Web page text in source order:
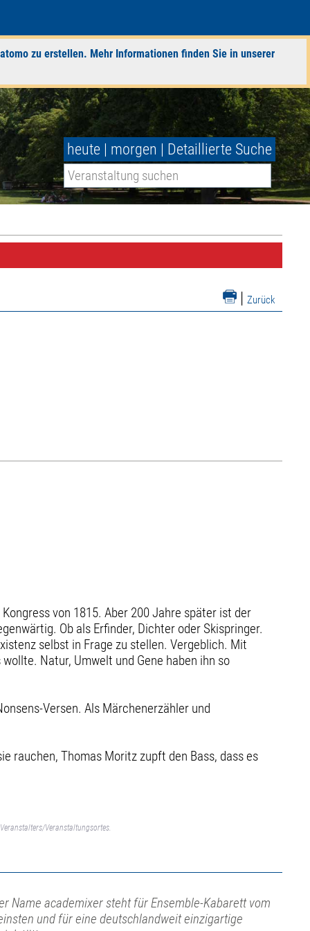
zu erstellen. Mehr Informationen finden Sie in unserer
heute | morgen | Detaillierte Suche
| Zurück
von 1815. Aber 200 Jahre später ist der
Ob als Erfinder, Dichter oder Skispringer.
selbst in Frage zu stellen. Vergeblich. Mit
Natur, Umwelt und Gene haben ihn so
Versen. Als Märchenerzähler und
rauchen, Thomas Moritz zupft den Bass, dass es
Veranstaltungsortes.
Name academixer steht für Ensemble-Kabarett vom
und für eine deutschlandweit einzigartige